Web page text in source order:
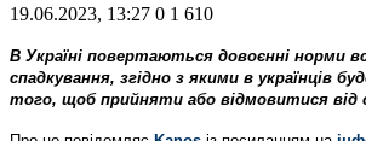
19.06.2023, 13:27 0 1 610
В Україні повертаються довоєнні норми
спадкування, згідно з якими в українців
того, щоб прийняти або відмовитися від